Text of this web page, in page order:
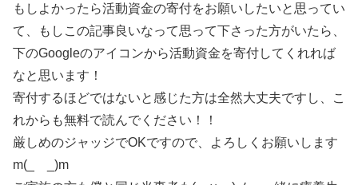
もしよかったら活動資金の寄付をお願いしたいと思ってい
て、もしこの記事良いなって思って下さった方がいたら、
下のGoogleのアイコンから活動資金を寄付してくれれば
なと思います！
寄付するほどではないと感じた方は全然大丈夫ですし、こ
れからも無料で読んでください！！
厳しめのジャッジでOKですので、よろしくお願いします
m(_ _)m